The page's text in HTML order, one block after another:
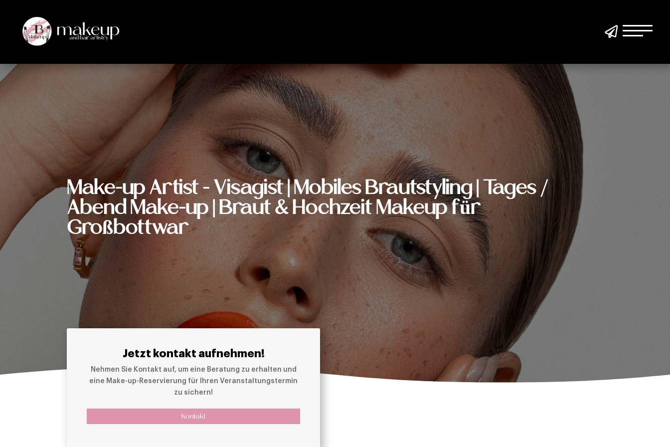

Make-up Artist - Visagist | Mobiles Brautstyling | Tages /
Abend Make-up | Braut & Hochzeit Makeup für
Großbottwar
Jetzt kontakt aufnehmen!
Nehmen Sie Kontakt auf, um eine Beratung zu erhalten und
eine Make-up-Reservierung für Ihren Veranstaltungstermin
zu sichern!
Kontakt